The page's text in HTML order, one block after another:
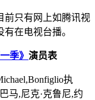
前只有网上如腾讯视
在电视台播。
季》 演员表
执
马,尼克·克鲁尼,约